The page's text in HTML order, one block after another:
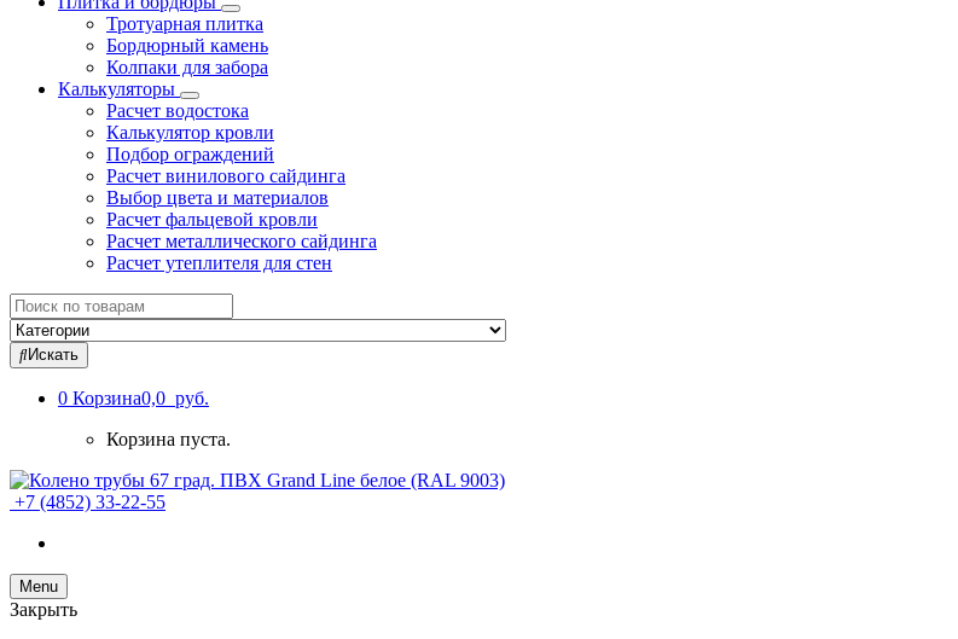
Тротуарная плитка
Бордюрный камень
Колпаки для забора
Калькуляторы
Расчет водостока
Калькулятор кровли
Подбор ограждений
Расчет винилового сайдинга
Выбор цвета и материалов
Расчет фальцевой кровли
Расчет металлического сайдинга
Расчет утеплителя для стен
Search
for:
Искать
0 Корзина0,0 руб.
Корзина пуста.
+7 (4852) 33-22-55
Menu
Закрыть